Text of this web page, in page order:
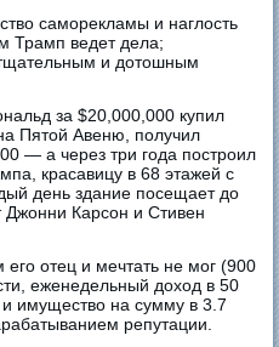
саморекламы и наглость
Трамп ведет дела;
и дотошным
за $20,000,000 купил
Пятой Авеню, получил
— а через три года построил
красавицу в 68 этажей с
день здание посещает до
Джонни Карсон и Стивен
его отец и мечтать не мог (900
еженедельный доход в 50
имущество на сумму в 3.7
репутации.